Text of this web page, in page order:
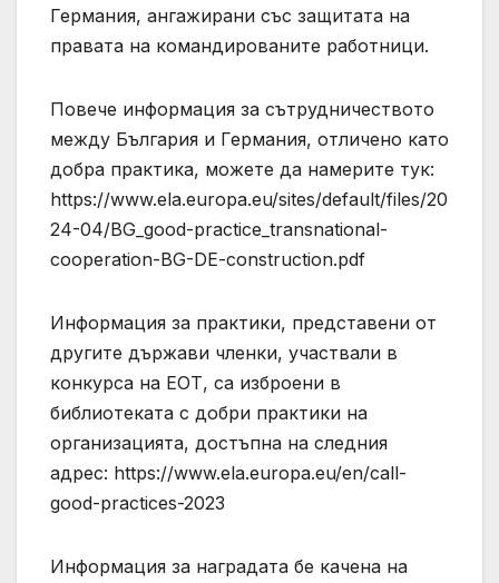
Германия, ангажирани със защитата на
правата на командированите работници.
Повече информация за сътрудничеството
между България и Германия, отличено като
добра практика, можете да намерите тук:
https://www.ela.europa.eu/sites/default/files/20
24-04/BG_good-practice_transnational-
cooperation-BG-DE-construction.pdf
Информация за практики, представени от
другите държави членки, участвали в
конкурса на ЕОТ, са изброени в
библиотеката с добри практики на
организацията, достъпна на следния
адрес: https://www.ela.europa.eu/en/call-
good-practices-2023
Информация за наградата бе качена на